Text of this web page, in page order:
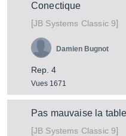
Conectique
[JB Systems Classic 9]
Rep. 4
Vues 1671
Damien Bugnot
Pas mauvaise la
[JB Systems Classic 9]